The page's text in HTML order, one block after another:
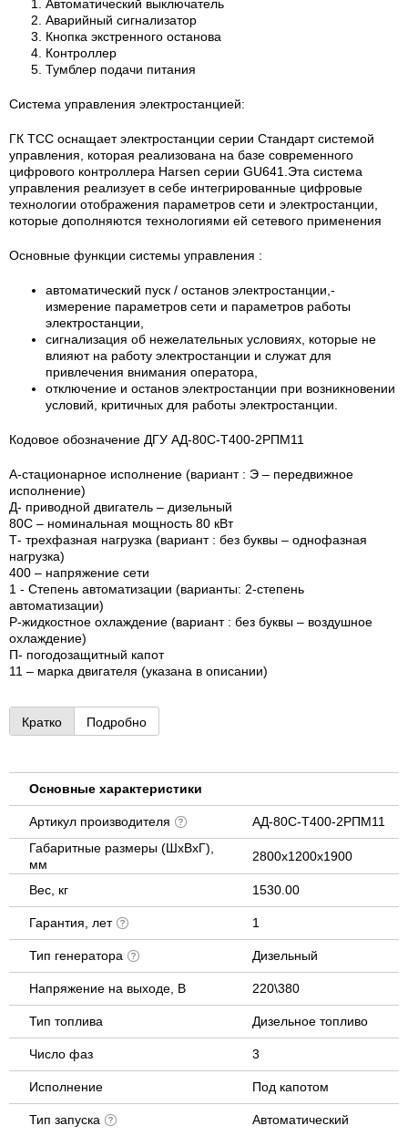
Автоматический выключатель
Аварийный сигнализатор
Кнопка экстренного останова
Контроллер
Тумблер подачи питания
Система управления электростанцией:
ГК ТСС оснащает электростанции серии Стандарт системой
управления, которая реализована на базе современного
цифрового контроллера Harsen серии GU641.Эта система
управления реализует в себе интегрированные цифровые
технологии отображения параметров сети и электростанции,
которые дополняются технологиями ей сетевого применения
Основные функции системы управления :
автоматический пуск / останов электростанции,-
измерение параметров сети и параметров работы
электростанции,
сигнализация об нежелательных условиях, которые не
влияют на работу электростанции и служат для
привлечения внимания оператора,
отключение и останов электростанции при возникновении
условий, критичных для работы электростанции.
Кодовое обозначение ДГУ АД-80С-T400-2РПМ11
А-стационарное исполнение (вариант : Э – передвижное
исполнение)
Д- приводной двигатель – дизельный
80С – номинальная мощность 80 кВт
Т- трехфазная нагрузка (вариант : без буквы – однофазная
нагрузка)
400 – напряжение сети
1 - Степень автоматизации (варианты: 2-степень
автоматизации)
Р-жидкостное охлаждение (вариант : без буквы – воздушное
охлаждение)
П- погодозащитный капот
11 – марка двигателя (указана в описании)
Кратко Подробно
Основные характеристики
Артикул производителя
АД-80С-Т400-2РПМ11
Габаритные размеры (ШхВхГ),
мм
2800x1200x1900
Вес, кг 1530.00
Гарантия, лет 1
Тип генератора Дизельный
Напряжение на выходе, В 220\380
Тип топлива Дизельное топливо
Число фаз 3
Исполнение Под капотом
Тип запуска Автоматический